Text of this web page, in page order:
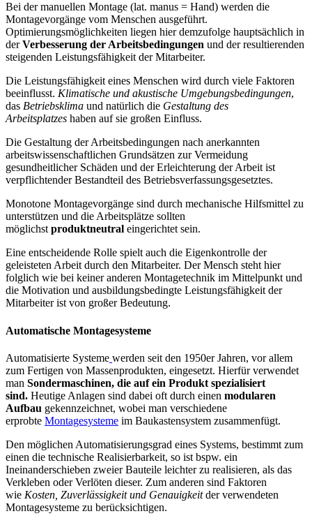
Bei der manuellen Montage (lat. manus = Hand) werden die
Montagevorgänge vom Menschen ausgeführt.
Optimierungsmöglichkeiten liegen hier demzufolge hauptsächlich in
derVerbesserung der Arbeitsbedingungen und der resultierenden
steigenden Leistungsfähigkeit der Mitarbeiter.
Die Leistungsfähigkeit eines Menschen wird durch viele Faktoren
beeinflusst. Klimatische und akustische Umgebungsbedingungen,
das Betriebsklima und natürlich die Gestaltung des
Arbeitsplatzes haben auf sie großen Einfluss.
Die Gestaltung der Arbeitsbedingungen nach anerkannten
arbeitswissenschaftlichen Grundsätzen zur Vermeidung
gesundheitlicher Schäden und der Erleichterung der Arbeit ist
verpflichtender Bestandteil des Betriebsverfassungsgesetztes.
Monotone Montagevorgänge sind durch mechanische Hilfsmittel zu
unterstützen und die Arbeitsplätze sollten
möglichstproduktneutral eingerichtet sein.
Eine entscheidende Rolle spielt auch die Eigenkontrolle der
geleisteten Arbeit durch den Mitarbeiter. Der Mensch steht hier
folglich wie bei keiner anderen Montagetechnik im Mittelpunkt und
die Motivation und ausbildungsbedingte Leistungsfähigkeit der
Mitarbeiter ist von großer Bedeutung.
Automatische Montagesysteme
Automatisierte Systeme werden seit den 1950er Jahren, vor allem
zum Fertigen von Massenprodukten, eingesetzt. Hierfür verwendet
man Sondermaschinen, die auf ein Produkt spezialisiert
sind. Heutige Anlagen sind dabei oft durch einen modularen
Aufbau gekennzeichnet, wobei man verschiedene
erprobte Montagesysteme im Baukastensystem zusammenfügt.
Den möglichen Automatisierungsgrad eines Systems, bestimmt zum
einen die technische Realisierbarkeit, so ist bspw. ein
Ineinanderschieben zweier Bauteile leichter zu realisieren, als das
Verkleben oder Verlöten dieser. Zum anderen sind Faktoren
wie Kosten, Zuverlässigkeit und Genauigkeitder verwendeten
Montagesysteme zu berücksichtigen.